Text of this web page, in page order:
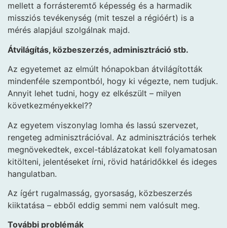
mellett a forrásteremtő képesség és a harmadik
missziós tevékenység (mit teszel a régióért) is a
mérés alapjául szolgálnak majd.
Átvilágítás, közbeszerzés, adminisztráció stb.
Az egyetemet az elmúlt hónapokban átvilágították
mindenféle szempontból, hogy ki végezte, nem tudjuk.
Annyit lehet tudni, hogy ez elkészült – milyen
következményekkel??
Az egyetem viszonylag lomha és lassú szervezet,
rengeteg adminisztrációval. Az adminisztrációs terhek
megnövekedtek, excel-táblázatokat kell folyamatosan
kitölteni, jelentéseket írni, rövid határidőkkel és ideges
hangulatban.
Az ígért rugalmasság, gyorsaság, közbeszerzés
kiiktatása – ebből eddig semmi nem valósult meg.
További problémák